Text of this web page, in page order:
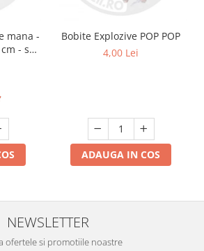
mana -
- set
Bobite Explozive POP POP
4,00 Lei
ADAUGA IN COS
NEWSLETTER
ofertele si promotiile noastre